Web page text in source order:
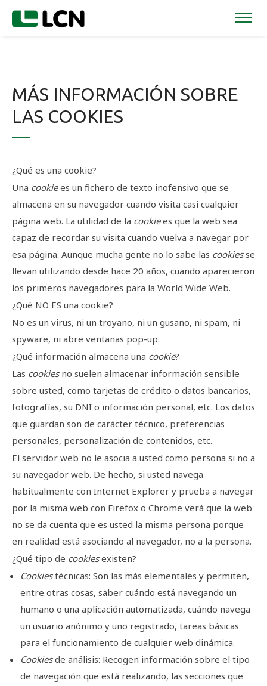
MÁS INFORMACIÓN SOBRE
LAS COOKIES
¿Qué es una cookie?
Una cookiees un fichero de texto inofensivo que se
almacena en su navegador cuando visita casi cualquier
página web. La utilidad de la cookiees que la web sea
capaz de recordar su visita cuando vuelva a navegar por
esa página. Aunque mucha gente no lo sabe las cookiesse
llevan utilizando desde hace 20 años, cuando aparecieron
los primeros navegadores para la World Wide Web.
¿Qué NO ES una cookie?
No es un virus, ni un troyano, ni un gusano, ni spam, ni
spyware, ni abre ventanas pop-up.
¿Qué información almacena una cookie?
Las cookiesno suelen almacenar información sensible
sobre usted, como tarjetas de crédito o datos bancarios,
fotografías, su DNI o información personal, etc. Los datos
que guardan son de carácter técnico, preferencias
personales, personalización de contenidos, etc.
El servidor web no le asocia a usted como persona si no a
su navegador web. De hecho, si usted navega
habitualmente con Internet Explorer y prueba a navegar
por la misma web con Firefox o Chrome verá que la web
no se da cuenta que es usted la misma persona porque
en realidad está asociando al navegador, no a la persona.
¿Qué tipo de cookiesexisten?
Cookiestécnicas: Son las más elementales y permiten,
entre otras cosas, saber cuándo está navegando un
humano o una aplicación automatizada, cuándo navega
un usuario anónimo y uno registrado, tareas básicas
para el funcionamiento de cualquier web dinámica.
Cookiesde análisis: Recogen información sobre el tipo
de navegación que está realizando, las secciones que